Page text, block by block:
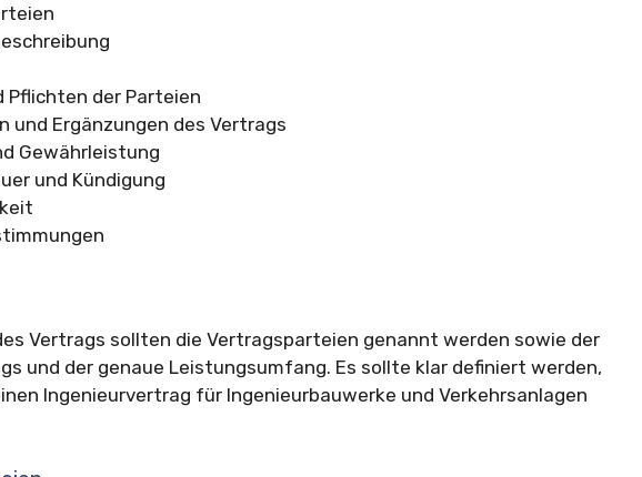
Pflichten der Parteien
und Ergänzungen des Vertrags
Gewährleistung
und Kündigung
Vertrags sollten die Vertragsparteien genannt werden sowie der
und der genaue Leistungsumfang. Es sollte klar definiert werden,
Ingenieurvertrag für Ingenieurbauwerke und Verkehrsanlagen